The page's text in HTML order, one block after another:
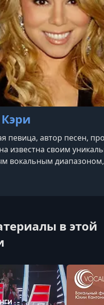
певица, автор песен,
известна своим
вокальным диапазоном,
стилем пения и
свисткового регистра.
в этой